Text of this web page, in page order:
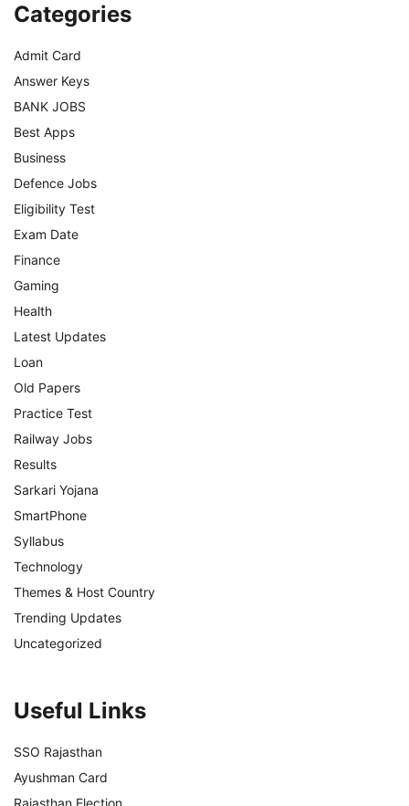
Categories
Admit Card
Answer Keys
BANK JOBS
Best Apps
Business
Defence Jobs
Eligibility Test
Exam Date
Finance
Gaming
Health
Latest Updates
Loan
Old Papers
Practice Test
Railway Jobs
Results
Sarkari Yojana
SmartPhone
Syllabus
Technology
Themes & Host Country
Trending Updates
Uncategorized
Useful Links
SSO Rajasthan
Ayushman Card
Rajasthan Election